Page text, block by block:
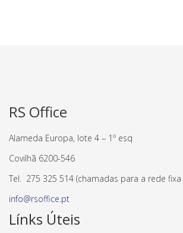
RS Office
Alameda Europa, lote 4 – 1º esq
Covilhã 6200-546
Tel. 275 325 514 (chamadas para a rede fixa
info@rsoffice.pt
Línks Úteis